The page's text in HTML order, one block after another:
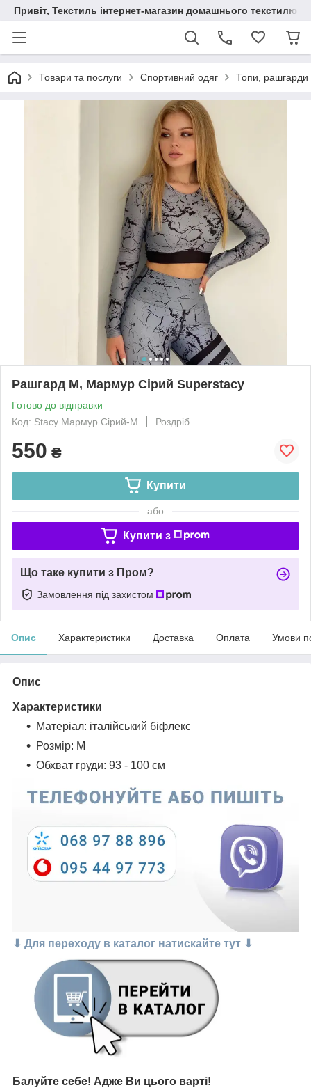
Привіт, Текстиль інтернет-магазин домашнього текстилю
Товари та послуги Спортивний одяг Топи, рашгарди
Рашгард M, Мармур Сірий Superstacy
Готово до відправки
Код: Stacy Мармур Сірий-M
Роздріб
550 ₴
Купити
або
Купити з
Що таке купити з Пром?
Замовлення під захистом
Опис Характеристики Доставка Оплата Умови
Опис
Характеристики
Матеріал: італійський біфлекс
Розмір: M
Обхват груди: 93 - 100 см
⬇ Для переходу в каталог натискайте тут ⬇
Балуйте себе! Адже Ви цього варті!